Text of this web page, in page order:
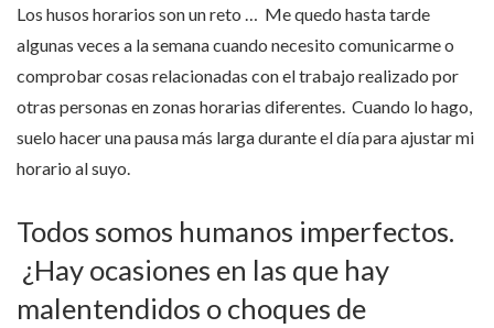
Los husos horarios son un reto … Me quedo hasta tarde
algunas veces a la semana cuando necesito comunicarme o
comprobar cosas relacionadas con el trabajo realizado por
otras personas en zonas horarias diferentes. Cuando lo hago,
suelo hacer una pausa más larga durante el día para ajustar mi
horario al suyo.
Todos somos humanos imperfectos.
¿Hay ocasiones en las que hay
malentendidos o choques de